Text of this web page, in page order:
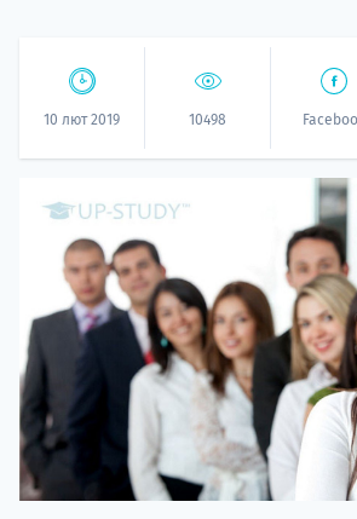
10 лют 2019 10498